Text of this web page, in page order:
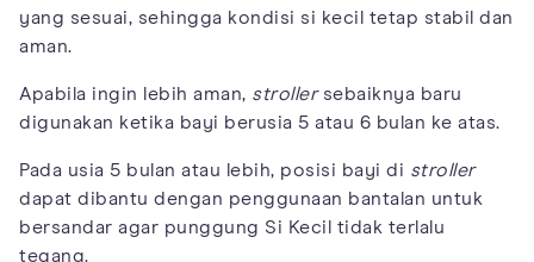
yang sesuai, sehingga kondisi si kecil tetap stabil dan
aman.
Apabila ingin lebih aman, strollersebaiknya baru
digunakan ketika bayi berusia 5 atau 6 bulan ke atas.
Pada usia 5 bulan atau lebih, posisi bayi di stroller
dapat dibantu dengan penggunaan bantalan untuk
bersandar agar punggung Si Kecil tidak terlalu
tegang.